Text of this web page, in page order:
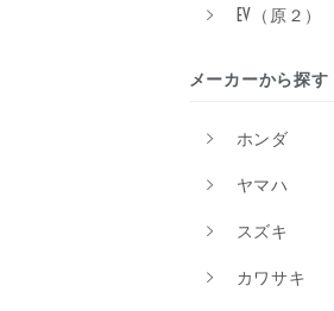
EV（原２）
メーカーから探す
ホンダ
ヤマハ
スズキ
カワサキ